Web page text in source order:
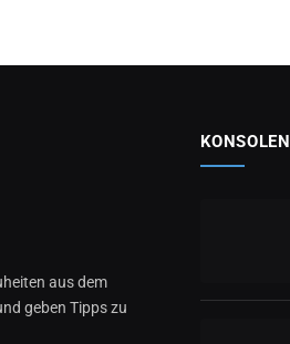
aus dem
geben Tipps zu
KONSOLEN